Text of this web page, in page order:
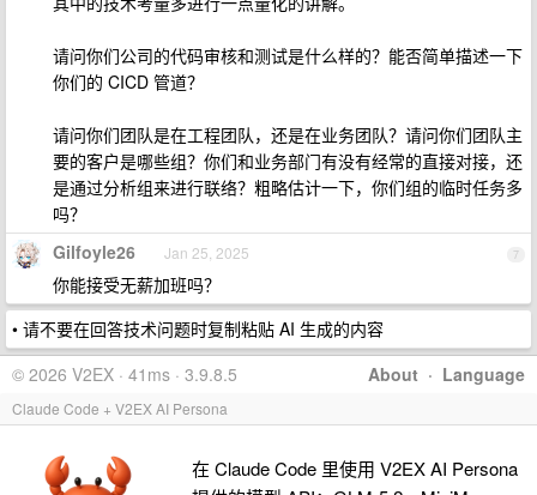
请问你们公司的代码审核和测试是什么样的？能否简单描述一下
你们的 CICD 管道？
请问你们团队是在工程团队，还是在业务团队？请问你们团队主
要的客户是哪些组？你们和业务部门有没有经常的直接对接，还
是通过分析组来进行联络？粗略估计一下，你们组的临时任务多
吗？
7
Gilfoyle26 Jan 25, 2025
你能接受无薪加班吗？
• 请不要在回答技术问题时复制粘贴 AI 生成的内容
About · Language
© 2026 V2EX · 41ms · 3.9.8.5
Claude Code + V2EX AI Persona
在 Claude Code 里使用 V2EX AI Persona